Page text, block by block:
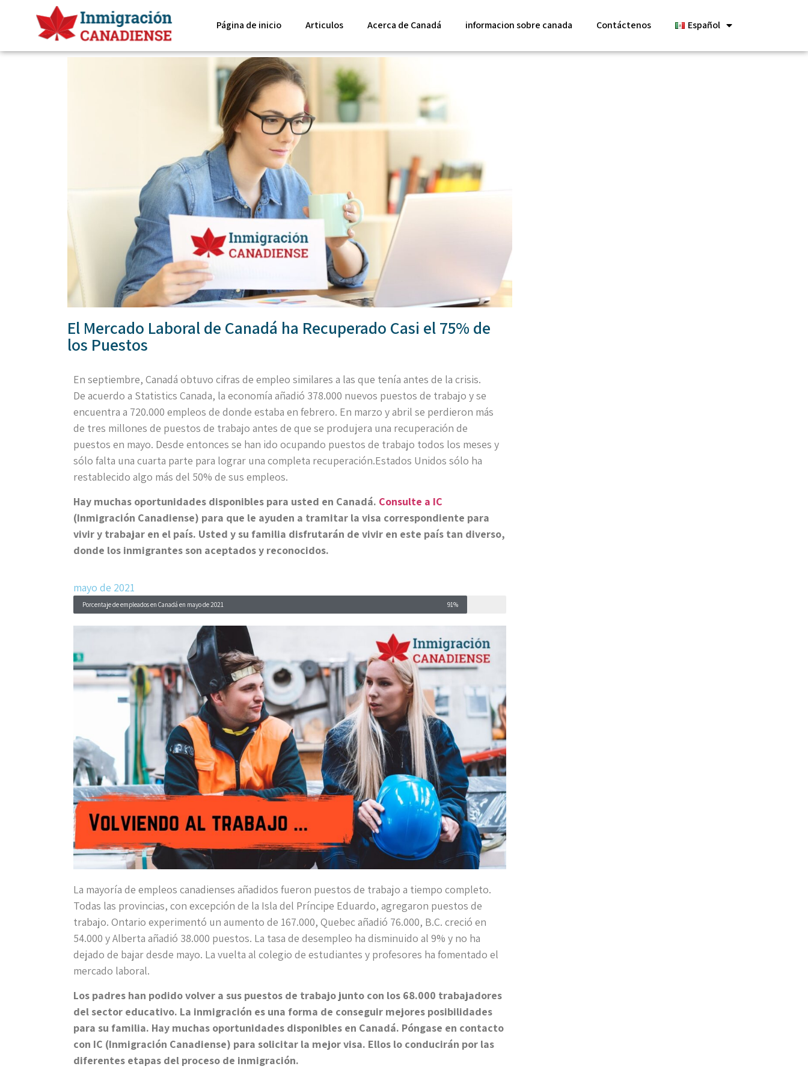
Página de inicio Articulos Acerca de Canadá informacion sobre canada Contáctenos Español
El Mercado Laboral de Canadá ha Recuperado Casi el 75% de
los Puestos
En septiembre, Canadá obtuvo cifras de empleo similares a las que tenía antes de la crisis.
De acuerdo a Statistics Canada, la economía añadió 378.000 nuevos puestos de trabajo y se
encuentra a 720.000 empleos de donde estaba en febrero. En marzo y abril se perdieron más
de tres millones de puestos de trabajo antes de que se produjera una recuperación de
puestos en mayo. Desde entonces se han ido ocupando puestos de trabajo todos los meses y
sólo falta una cuarta parte para lograr una completa recuperación.Estados Unidos sólo ha
restablecido algo más del 50% de sus empleos.
Hay muchas oportunidades disponibles para usted en Canadá. Consulte a IC
(Inmigración Canadiense) para que le ayuden a tramitar la visa correspondiente para
vivir y trabajar en el país. Usted y su familia disfrutarán de vivir en este país tan diverso,
donde los inmigrantes son aceptados y reconocidos.
mayo de 2021
Porcentaje de empleados en Canadá en mayo de 2021 91%
La mayoría de empleos canadienses añadidos fueron puestos de trabajo a tiempo completo.
Todas las provincias, con excepción de la Isla del Príncipe Eduardo, agregaron puestos de
trabajo. Ontario experimentó un aumento de 167.000, Quebec añadió 76.000, B.C. creció en
54.000 y Alberta añadió 38.000 puestos. La tasa de desempleo ha disminuido al 9% y no ha
dejado de bajar desde mayo. La vuelta al colegio de estudiantes y profesores ha fomentado el
mercado laboral.
Los padres han podido volver a sus puestos de trabajo junto con los 68.000 trabajadores
del sector educativo. La inmigración es una forma de conseguir mejores posibilidades
para su familia. Hay muchas oportunidades disponibles en Canadá. Póngase en contacto
con IC (Inmigración Canadiense) para solicitar la mejor visa. Ellos lo conducirán por las
diferentes etapas del proceso de inmigración.